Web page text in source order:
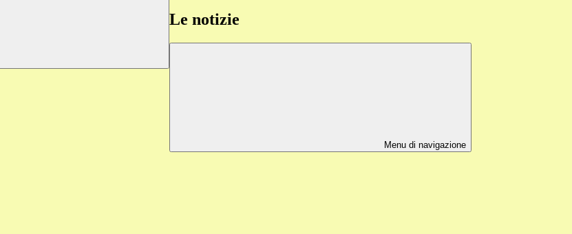
Le notizie
Menu di navigazione